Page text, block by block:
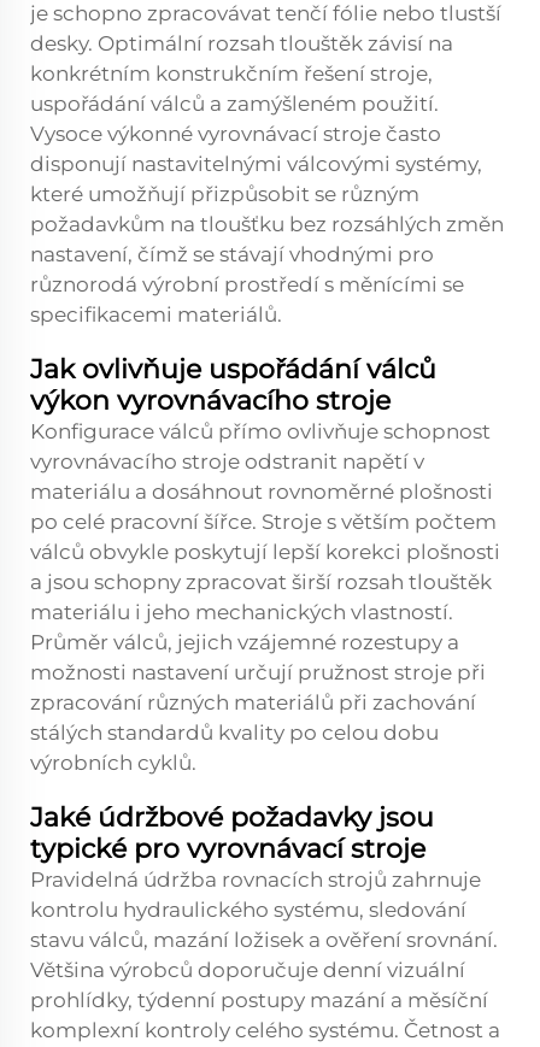
je schopno zpracovávat tenčí fólie nebo tlustší
desky. Optimální rozsah tlouštěk závisí na
konkrétním konstrukčním řešení stroje,
uspořádání válců a zamýšleném použití.
Vysoce výkonné vyrovnávací stroje často
disponují nastavitelnými válcovými systémy,
které umožňují přizpůsobit se různým
požadavkům na tloušťku bez rozsáhlých změn
nastavení, čímž se stávají vhodnými pro
různorodá výrobní prostředí s měnícími se
specifikacemi materiálů.
Jak ovlivňuje uspořádání válců
výkon vyrovnávacího stroje
Konfigurace válců přímo ovlivňuje schopnost
vyrovnávacího stroje odstranit napětí v
materiálu a dosáhnout rovnoměrné plošnosti
po celé pracovní šířce. Stroje s větším počtem
válců obvykle poskytují lepší korekci plošnosti
a jsou schopny zpracovat širší rozsah tlouštěk
materiálu i jeho mechanických vlastností.
Průměr válců, jejich vzájemné rozestupy a
možnosti nastavení určují pružnost stroje při
zpracování různých materiálů při zachování
stálých standardů kvality po celou dobu
výrobních cyklů.
Jaké údržbové požadavky jsou
typické pro vyrovnávací stroje
Pravidelná údržba rovnacích strojů zahrnuje
kontrolu hydraulického systému, sledování
stavu válců, mazání ložisek a ověření srovnání.
Většina výrobců doporučuje denní vizuální
prohlídky, týdenní postupy mazání a měsíční
komplexní kontroly celého systému. Četnost a